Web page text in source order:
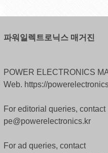
파워일렉트로닉스 매거진
POWER ELECTRONICS
Web. https://
For editorial queries, contact
pe@powerelectronics.kr
For ad queries, contact